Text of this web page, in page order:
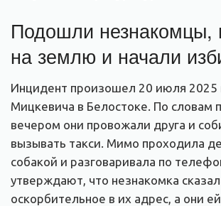
Подошли незнакомцы,
на землю и начали
Инцидент произошел 20 июля 2025
Мицкевича в Белостоке. По словам
вечером они провожали друга и
вызывать такси. Мимо проходила
собакой и разговаривала по
утверждают, что незнакомка
оскорбительное в их адрес, а они